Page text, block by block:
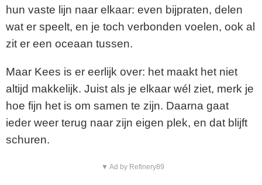
hun vaste lijn naar elkaar: even bijpraten, delen
wat er speelt, en je toch verbonden voelen, ook al
zit er een oceaan tussen.
Maar Kees is er eerlijk over: het maakt het niet
altijd makkelijk. Juist als je elkaar wél ziet, merk je
hoe fijn het is om samen te zijn. Daarna gaat
ieder weer terug naar zijn eigen plek, en dat blijft
schuren.
▼ Ad by Refinery89